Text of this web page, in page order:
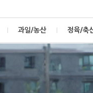
과일/농산 정육/축